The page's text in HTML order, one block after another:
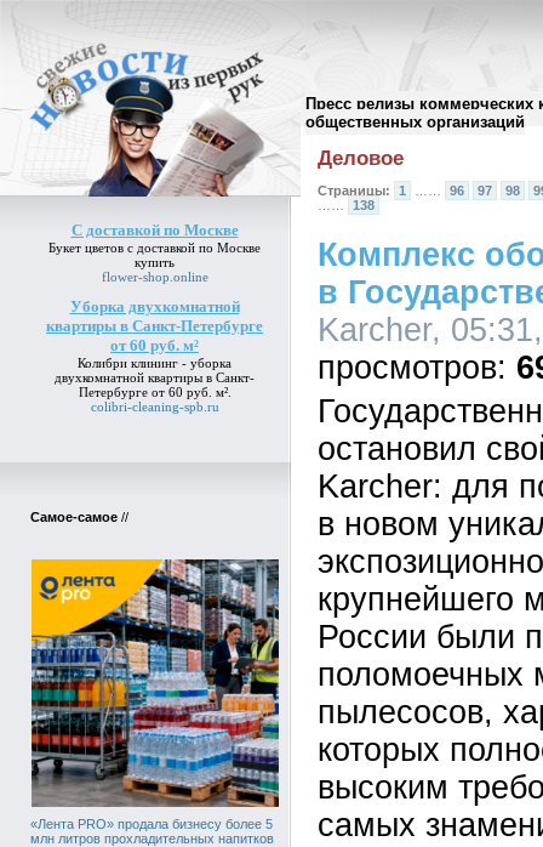
Пресс релизы коммерческих
общественных организаций
С доставкой по Москве
Букет цветов с доставкой по Москве
купить
flower-shop.online
Уборка двухкомнатной
квартиры в Санкт-Петербурге
от 60 руб. м²
Колибри клининг - уборка
двухкомнатной квартиры в Санкт-
Петербурге от 60 руб. м².
colibri-cleaning-spb.ru
Самое-самое //
«Лента PRO» продала бизнесу более 5
млн литров прохладительных напитков
Архив пресс-релизов//
Деловое
Страницы: 1 96 97 98
138
Комплекс
в
Karcher,
остановил
Karcher: для
в новом
крупнейшего
России были
поломоечных
пылесосов,
которых
высоким
самых